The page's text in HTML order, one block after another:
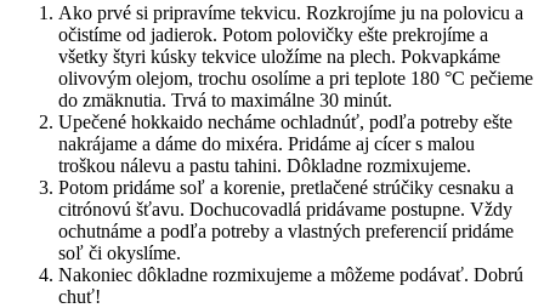
Ako prvé si pripravíme tekvicu. Rozkrojíme ju na polovicu a
očistíme od jadierok. Potom polovičky ešte prekrojíme a
všetky štyri kúsky tekvice uložíme na plech. Pokvapkáme
olivovým olejom, trochu osolíme a pri teplote 180 °C pečieme
do zmäknutia. Trvá to maximálne 30 minút.
Upečené hokkaido necháme ochladnúť, podľa potreby ešte
nakrájame a dáme do mixéra. Pridáme aj cícer s malou
troškou nálevu a pastu tahini. Dôkladne rozmixujeme.
Potom pridáme soľ a korenie, pretlačené strúčiky cesnaku a
citrónovú šťavu. Dochucovadlá pridávame postupne. Vždy
ochutnáme a podľa potreby a vlastných preferencií pridáme
soľ či okyslíme.
Nakoniec dôkladne rozmixujeme a môžeme podávať. Dobrú
chuť!